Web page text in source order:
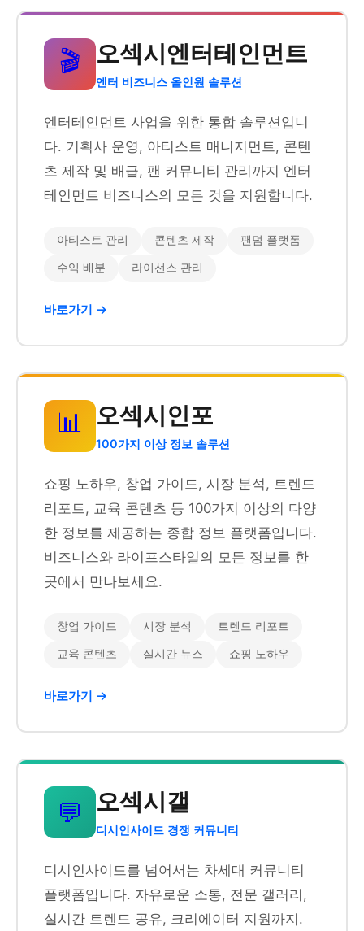
🎬 오섹시엔터테인먼트
엔터 비즈니스 올인원 솔루션
엔터테인먼트 사업을 위한 통합 솔루션입니
다. 기획사 운영, 아티스트 매니지먼트, 콘텐
츠 제작 및 배급, 팬 커뮤니티 관리까지 엔터
테인먼트 비즈니스의 모든 것을 지원합니다.
아티스트 관리 콘텐츠 제작 팬덤 플랫폼
수익 배분 라이선스 관리
바로가기 →
📊 오섹시인포
100가지 이상 정보 솔루션
쇼핑 노하우, 창업 가이드, 시장 분석, 트렌드
리포트, 교육 콘텐츠 등 100가지 이상의 다양
한 정보를 제공하는 종합 정보 플랫폼입니다.
비즈니스와 라이프스타일의 모든 정보를 한
곳에서 만나보세요.
창업 가이드 시장 분석 트렌드 리포트
교육 콘텐츠 실시간 뉴스 쇼핑 노하우
바로가기 →
💬 오섹시갤
디시인사이드 경쟁 커뮤니티
디시인사이드를 넘어서는 차세대 커뮤니티
플랫폼입니다. 자유로운 소통, 전문 갤러리,
실시간 트렌드 공유, 크리에이터 지원까지.